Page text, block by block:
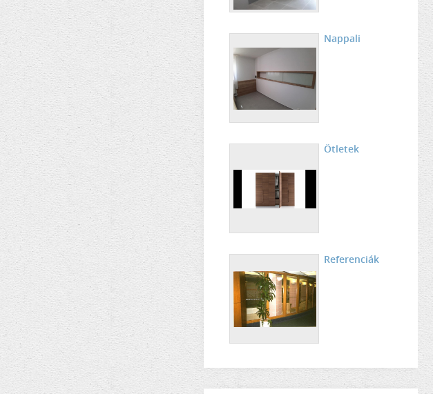
Nappali
Ötletek
Referenciák